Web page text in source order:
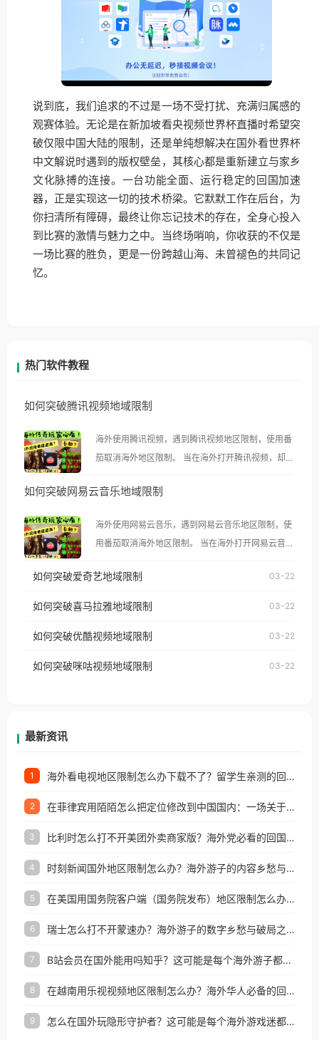
说到底，我们追求的不过是一场不受打扰、充满归属感的
观赛体验。无论是在新加坡看央视频世界杯直播时希望突
破仅限中国大陆的限制，还是单纯想解决在国外看世界杯
中文解说时遇到的版权壁垒，其核心都是重新建立与家乡
文化脉搏的连接。一台功能全面、运行稳定的回国加速
器，正是实现这一切的技术桥梁。它默默工作在后台，为
你扫清所有障碍，最终让你忘记技术的存在，全身心投入
到比赛的激情与魅力之中。当终场哨响，你收获的不仅是
一场比赛的胜负，更是一份跨越山海、未曾褪色的共同记
忆。
热门软件教程
如何突破腾讯视频地域限制
海外使用腾讯视频，遇到腾讯视频地区限制，使用番
茄取消海外地区限制。 当在海外打开腾讯视频，却突
示语。 海外用户如香港、澳门、台湾、美国、加拿
像其他音乐平台一样，出现地区及版权限制问题，且
仅能在中国大陆地区播放。 遇到这个问题的朋友们，
使用番茄回国加速器，即可解决「海外用户收听腾讯
台湾、美国、加拿大、澳大利亚、欧洲等国家和地区
权限制所困扰。
如何突破网易云音乐地域限制
海外使用网易云音乐，遇到网易云音乐地区限制，使
用番茄取消海外地区限制。 当在海外打开网易云音
播放”的提示语。 海外用户如香港、澳门、台湾、美
国、加拿大、澳大利亚、欧洲等国家和地区时，网易
制问题，且仅能在中国大陆地区播放。 遇到这个问题
户收听网易云音乐地区版权限制」的问题，无论人在
如何突破爱奇艺地域限制 03-22
如何突破喜马拉雅地域限制 03-22
如何突破优酷视频地域限制 03-22
如何突破咪咕视频地域限制 03-22
最新资讯
1 海外看电视地区限制怎么办下载不了？留学生亲测的回国加速方案（附2026世界杯观赛技巧）
2 在菲律宾用陌陌怎么把定位修改到中国国内：一场关于归属感与连接的探索
3 比利时怎么打不开美团外卖商家版？海外党必看的回国加速全攻略
4 时刻新闻国外地区限制怎么办？海外游子的内容乡愁与破局之路
5 在美国用国务院客户端（国务院发布）地区限制怎么办？3步解决海外看国内内容难题
6 瑞士怎么打不开蒙速办？海外游子的数字乡愁与破局之路
7 B站会员在国外能用吗知乎？这可能是每个海外游子都问过的问题
8 在越南用乐视视频地区限制怎么办？海外华人必备的回国加速攻略
9 怎么在国外玩隐形守护者？这可能是每个海外游戏迷都问过的问题